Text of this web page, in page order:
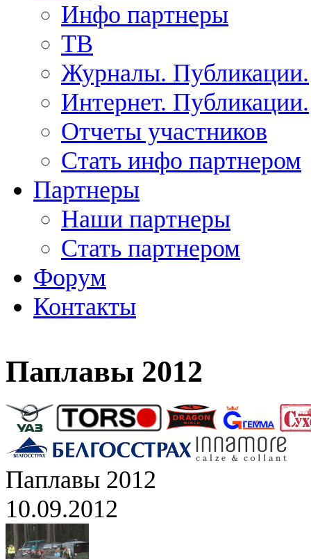
Инфо партнеры
ТВ
Журналы. Публикации.
Интернет. Публикации.
Отчеты участников
Стать инфо партнером
Партнеры
Наши партнеры
Стать партнером
Форум
Контакты
Паплавы 2012
Паплавы 2012
10.09.2012